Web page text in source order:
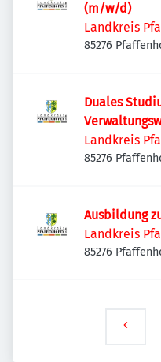
(m/w/d)
Landkreis
85276
Duales
Landkreis
85276
Ausbildung
Landkreis
85276